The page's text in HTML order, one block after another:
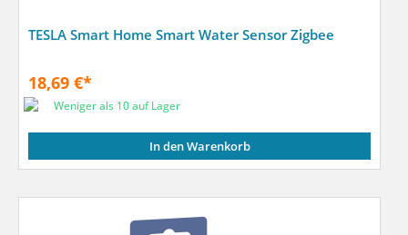
TESLA Smart Home Smart Water Sensor Zigbee
18,69 €*
Weniger als 10 auf Lager
In den Warenkorb